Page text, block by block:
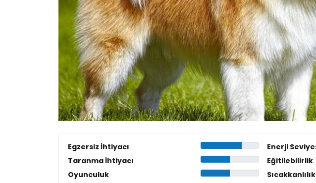
Egzersiz İhtiyacı
Enerji
Taranma İhtiyacı
Eğitilebilirlik
Oyunculuk
Sıcakkanlılık